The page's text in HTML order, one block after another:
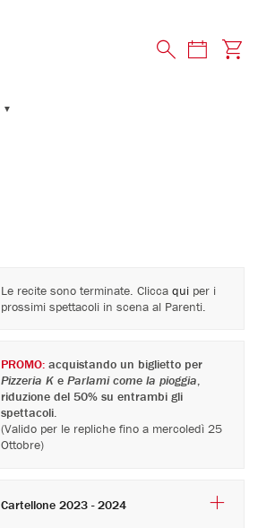
Le recite sono terminate. Clicca quiper i
prossimi spettacoli in scena al Parenti.
PROMO: acquistando un biglietto per
Pizzeria K eParlami come la pioggia,
riduzione del 50% su entrambi gli
spettacoli.
(Valido per le repliche fino a mercoledì 25
Ottobre)
Cartellone 2023 - 2024